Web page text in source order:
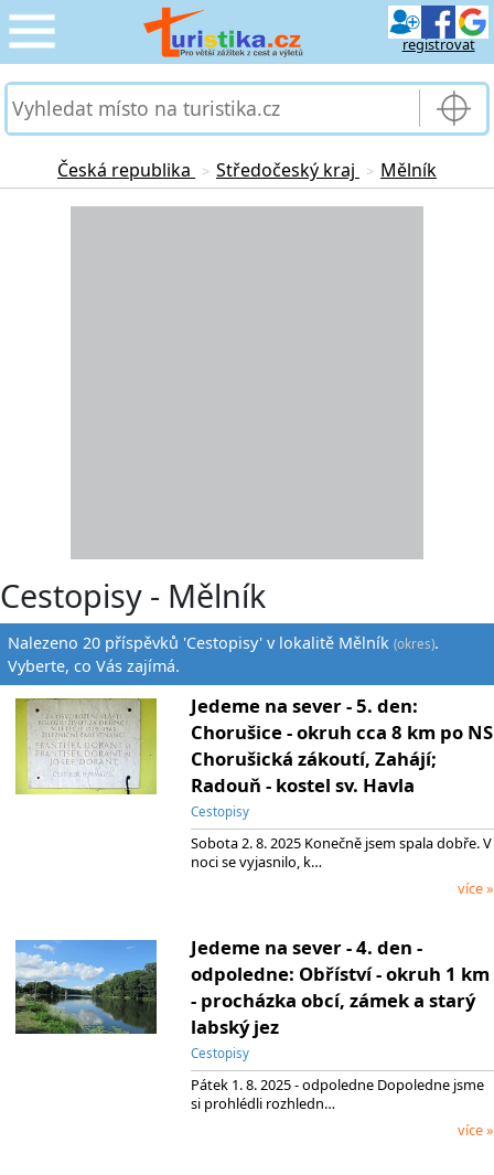
registrovat
CESTOVÁNÍ
SLUŽBY & DOPRAVA
PRO TURISTY
Česká republika > Středočeský kraj > Mělník
Cestopisy - Mělník
Nalezeno 20 příspěvků 'Cestopisy' v lokalitě Mělník(okres).
Vyberte, co Vás zajímá.
Jedeme na sever - 5. den:
Chorušice - okruh cca 8 km po NS
Chorušická zákoutí, Zahájí;
Radouň - kostel sv. Havla
Cestopisy
Sobota 2. 8. 2025 Konečně jsem spala dobře. V
noci se vyjasnilo, k…
více »
Jedeme na sever - 4. den -
odpoledne: Obříství - okruh 1 km
- procházka obcí, zámek a starý
labský jez
Cestopisy
Pátek 1. 8. 2025 - odpoledne Dopoledne jsme
si prohlédli rozhledn…
více »